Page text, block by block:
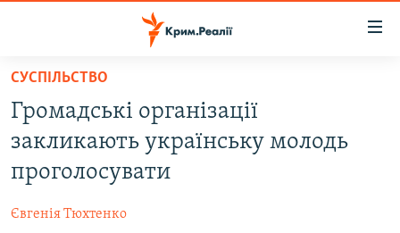
Перейти
основного
матеріалу
до
основної
ВОДА.КРИМ
БЛОГИ
СУСПІЛЬСТВО
Громадські організації
закликають українську молодь
проголосувати
Євгенія Тюхтенко